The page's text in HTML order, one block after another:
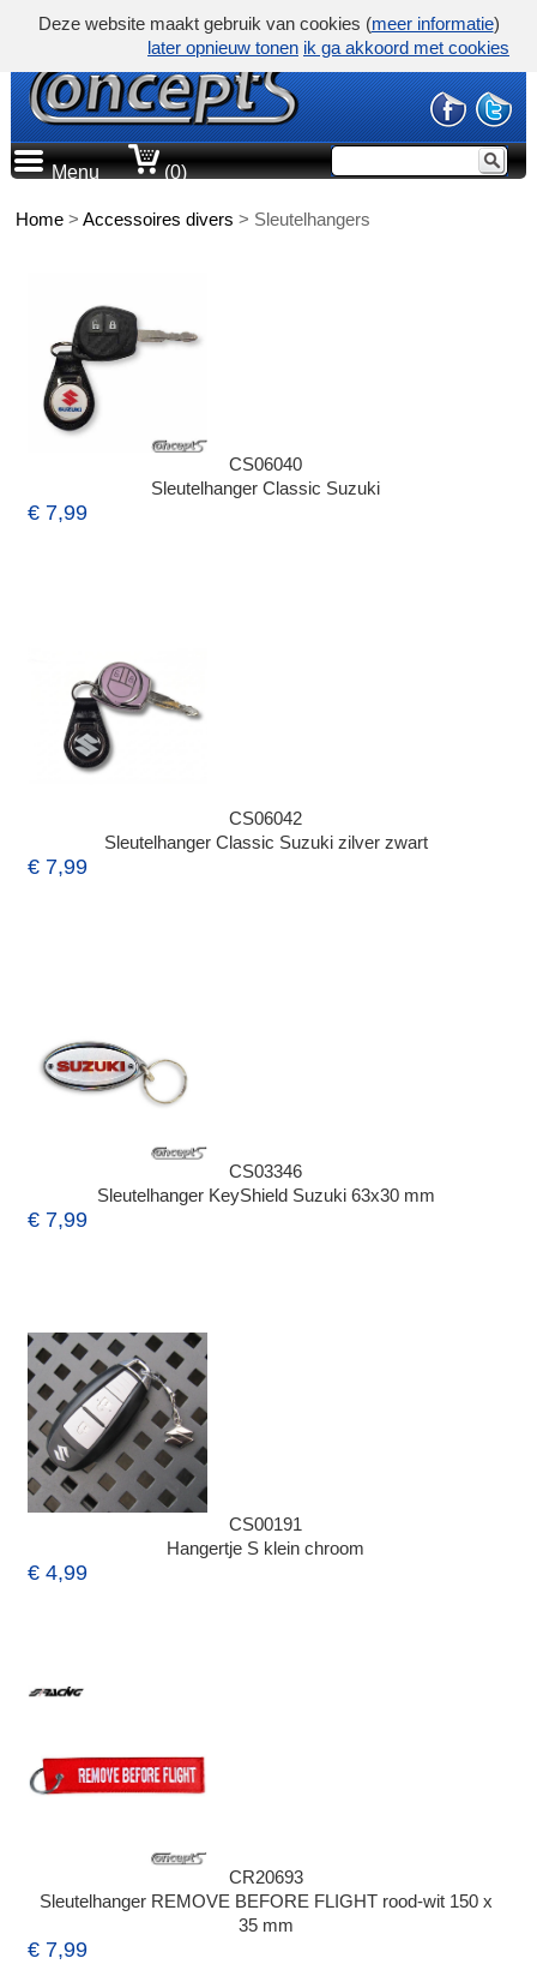
Menu (0)
Home >Accessoires divers > Sleutelhangers
CS06040
Sleutelhanger Classic Suzuki
€ 7,99
CS06042
Sleutelhanger Classic Suzuki zilver zwart
€ 7,99
CS03346
Sleutelhanger KeyShield Suzuki 63x30 mm
€ 7,99
CS00191
Hangertje S klein chroom
€ 4,99
CR20693
Sleutelhanger REMOVE BEFORE FLIGHT rood-wit 150 x
35 mm
€ 7,99
Deze website maakt gebruik van cookies (meer informatie)
later opnieuw tonen ik ga akkoord met cookies